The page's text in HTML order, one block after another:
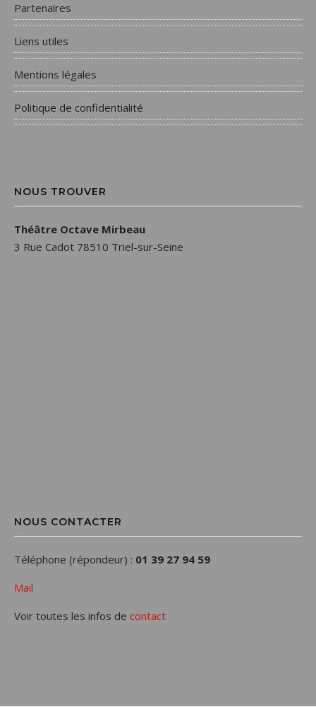
Partenaires
Liens utiles
Mentions légales
Politique de confidentialité
NOUS TROUVER
Théâtre Octave Mirbeau
3 Rue Cadot 78510 Triel-sur-Seine
NOUS CONTACTER
Téléphone (répondeur) : 01 39 27 94 59
Mail
Voir toutes les infos de contact